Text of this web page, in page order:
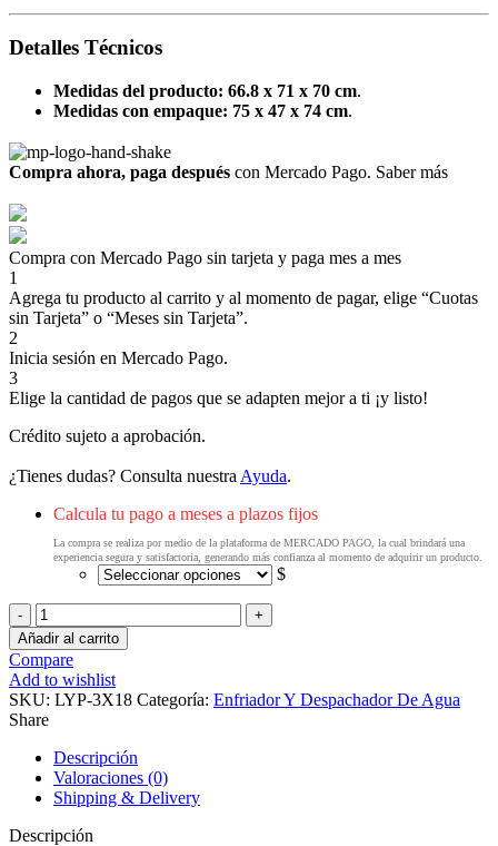
Detalles Técnicos
Medidas del producto: 66.8 x 71 x 70 cm.
Medidas con empaque: 75 x 47 x 74 cm.
Compra ahora, paga después con Mercado Pago. Saber más
Compra con Mercado Pago sin tarjeta y paga mes a mes
1
Agrega tu producto al carrito y al momento de pagar, elige “Cuotas
sin Tarjeta” o “Meses sin Tarjeta”.
2
Inicia sesión en Mercado Pago.
3
Elige la cantidad de pagos que se adapten mejor a ti ¡y listo!
Crédito sujeto a aprobación.
¿Tienes dudas? Consulta nuestra Ayuda.
Calcula tu pago a meses a plazos fijos
La compra se realiza por medio de la plataforma de MERCADO PAGO, la cual brindará una
experiencia segura y satisfactoria, generando más confianza al momento de adquirir un producto.
$
Migsa
LYP-
3X18
Enfriador
de
aguas
de
3
tanques
tipo
fuente
cantidad
Añadir al carrito
Compare
Add to wishlist
SKU: LYP-3X18 Categoría: Enfriador Y Despachador De Agua
Share
Descripción
Valoraciones (0)
Shipping & Delivery
Descripción